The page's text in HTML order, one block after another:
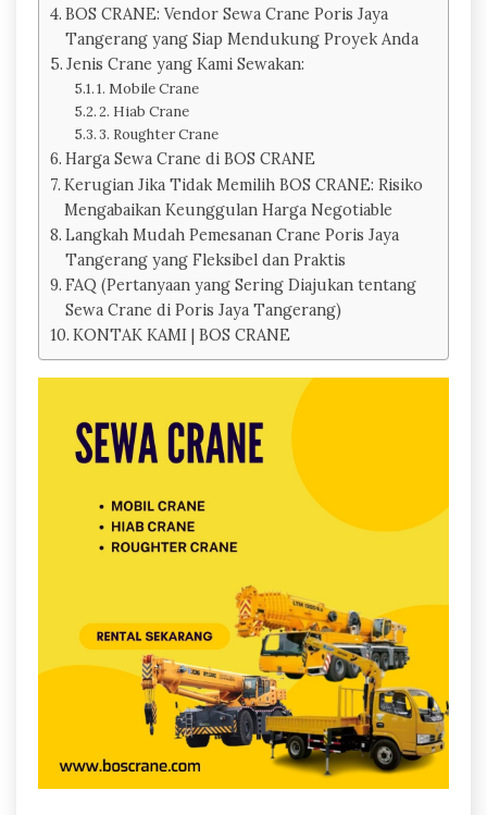
BOS CRANE: Vendor Sewa Crane Poris Jaya
Tangerang yang Siap Mendukung Proyek Anda
Jenis Crane yang Kami Sewakan:
1. Mobile Crane
2. Hiab Crane
3. Roughter Crane
Harga Sewa Crane di BOS CRANE
Kerugian Jika Tidak Memilih BOS CRANE: Risiko
Mengabaikan Keunggulan Harga Negotiable
Langkah Mudah Pemesanan Crane Poris Jaya
Tangerang yang Fleksibel dan Praktis
FAQ (Pertanyaan yang Sering Diajukan tentang
Sewa Crane di Poris Jaya Tangerang)
KONTAK KAMI | BOS CRANE